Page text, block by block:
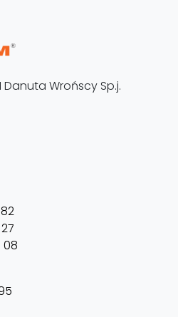
Danuta Wrońscy Sp.j.
08